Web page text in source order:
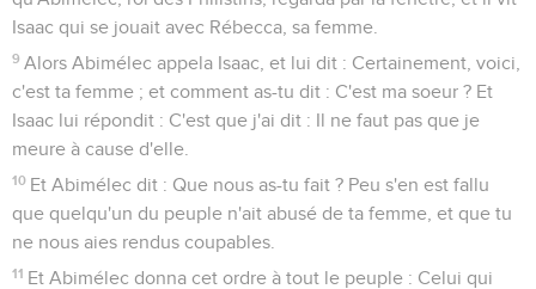
Isaac qui se jouait avec Rébecca, sa femme.
9 Alors Abimélec appela Isaac, et lui dit : Certainement, voici,
c'est ta femme ; et comment as-tu dit : C'est ma soeur ? Et
Isaac lui répondit : C'est que j'ai dit : Il ne faut pas que je
meure à cause d'elle.
10 Et Abimélec dit : Que nous as-tu fait ? Peu s'en est fallu
que quelqu'un du peuple n'ait abusé de ta femme, et que tu
ne nous aies rendus coupables.
11 Et Abimélec donna cet ordre à tout le peuple : Celui qui